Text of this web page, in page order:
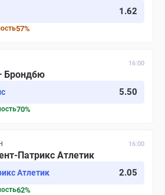
1.62
57%
16:00
Брондбю
5.50
70%
16:00
Патрикс Атлетик
Атлетик 2.05
62%